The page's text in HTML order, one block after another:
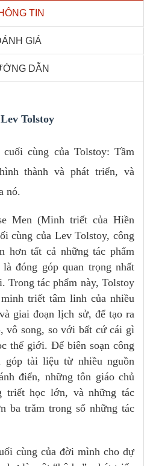
TIN
GIÁ
DẪN
Tolstoy
cùng của Tolstoy: Tầm
thành và phát triển, và
nó.
Men (Minh triết của Hiền
cùng của Lev Tolstoy, công
hơn tất cả những tác phẩm
đóng góp quan trọng nhất
Trong tác phẩm này, Tolstoy
triết tâm linh của nhiều
giai đoạn lịch sử, để tạo ra
vô song, so với bất cứ cái gì
thế giới. Để biên soạn công
góp tài liệu từ nhiều nguồn
điển, những tôn giáo chủ
triết học lớn, và những tác
ba trăm trong số những tác
cùng của đời mình cho dự